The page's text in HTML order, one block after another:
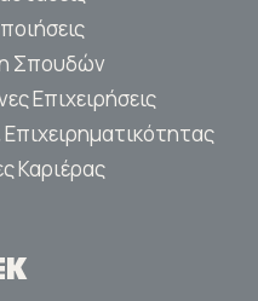
Σπουδών
Επιχειρήσεις
Καριέρας